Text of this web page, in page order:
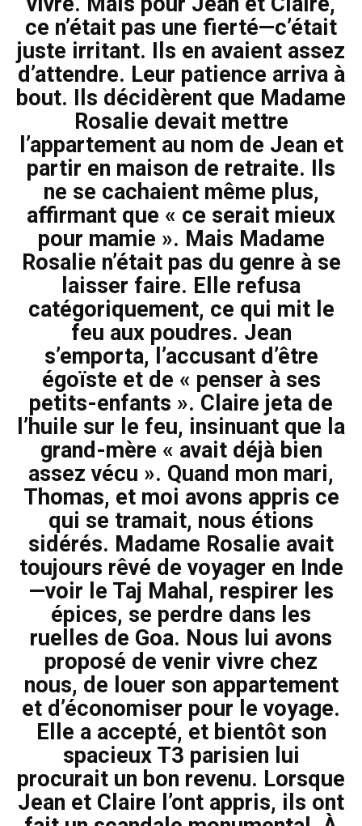
ce n’était pas une fierté—c’était
juste irritant. Ils en avaient assez
d’attendre. Leur patience arriva à
bout. Ils décidèrent que Madame
Rosalie devait mettre
l’appartement au nom de Jean et
partir en maison de retraite. Ils
ne se cachaient même plus,
affirmant que « ce serait mieux
pour mamie ». Mais Madame
Rosalie n’était pas du genre à se
laisser faire. Elle refusa
catégoriquement, ce qui mit le
feu aux poudres. Jean
s’emporta, l’accusant d’être
égoïste et de « penser à ses
petits-enfants ». Claire jeta de
l’huile sur le feu, insinuant que la
grand-mère « avait déjà bien
assez vécu ». Quand mon mari,
Thomas, et moi avons appris ce
qui se tramait, nous étions
sidérés. Madame Rosalie avait
toujours rêvé de voyager en Inde
—voir le Taj Mahal, respirer les
épices, se perdre dans les
ruelles de Goa. Nous lui avons
proposé de venir vivre chez
nous, de louer son appartement
et d’économiser pour le voyage.
Elle a accepté, et bientôt son
spacieux T3 parisien lui
procurait un bon revenu. Lorsque
Jean et Claire l’ont appris, ils ont